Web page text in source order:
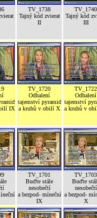
TV_1738
Tajný kód zvierat
II
TV_1740
Tajný kód
III
IX
TV_1720
Odhalení
tajemství pyramid
a kruhů v obilí X
TV_1722
Odhalení
tajemství
a kruhů v
TV_1701
Buďte stále
nesobečtí
a bezpod- míneční
IX
TV_1703
Buďte
nesobečtí
a bezpod-
X